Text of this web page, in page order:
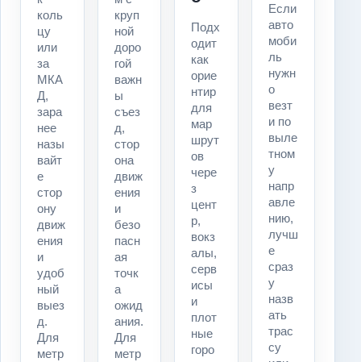
коль
цу
или
за
МКА
Д,
зара
нее
назы
вайт
е
стор
ону
движ
ения
и
удоб
ный
выез
д.
Для
метр
круп
ной
доро
гой
важн
ы
съез
д,
стор
она
движ
ения
и
безо
пасн
ая
точк
а
ожид
ания.
Для
метр
Подх
одит
как
орие
нтир
для
мар
шрут
ов
чере
з
цент
р,
вокз
алы,
серв
исы
и
плот
ные
горо
Если
авто
моби
ль
нужн
о
везт
и по
выле
тном
у
напр
авле
нию,
лучш
е
сраз
у
назв
ать
трас
су